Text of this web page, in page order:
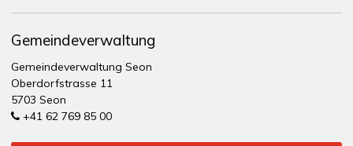
Gemeindeverwaltung
Gemeindeverwaltung Seon
Oberdorfstrasse 11
5703 Seon
+41 62 769 85 00